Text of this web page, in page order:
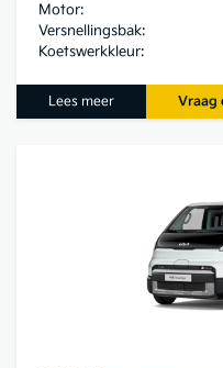
Motor:
Versnellingsbak:
Koetswerkkleur:
Lees meer Vraag